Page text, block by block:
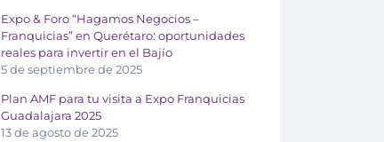
Expo & Foro “Hagamos Negocios –
Franquicias” en Querétaro: oportunidades
reales para invertir en el Bajío
5 de septiembre de 2025
Plan AMF para tu visita a Expo Franquicias
Guadalajara 2025
13 de agosto de 2025